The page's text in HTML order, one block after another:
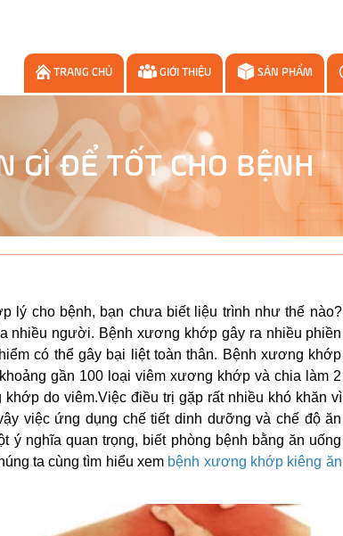
TRANG CHỦ GIỚI THIỆU SẢN PHẨM
GÌ ĐỂ TỐT CHO BỆNH
lý cho bệnh, bạn chưa biết liệu trình như thế nào?
nhiều người. Bệnh xương khớp gây ra nhiều phiền
có thể gây bại liệt toàn thân. Bệnh xương khớp
gần 100 loại viêm xương khớp và chia làm 2
do viêm.Việc điều trị gặp rất nhiều khó khăn vì
việc ứng dụng chế tiết dinh dưỡng và chế độ ăn
nghĩa quan trọng, biết phòng bệnh bằng ăn uống
ta cùng tìm hiểu xem bệnh xương khớp kiêng ăn